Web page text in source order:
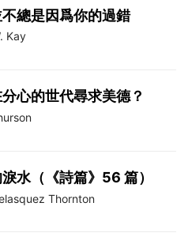
總是因爲你的過錯
Kay
心的世代尋求美德？
水（《詩篇》56 篇）
Thornton